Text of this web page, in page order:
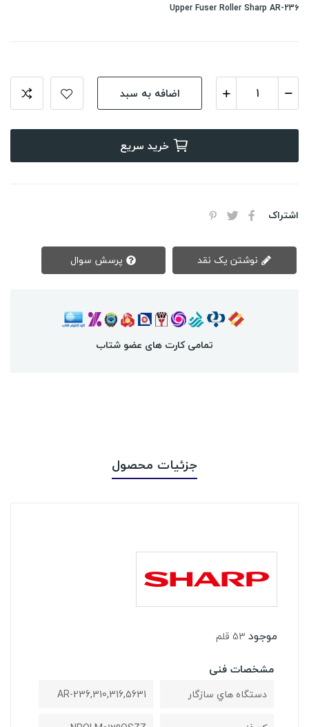
Upper Fuser Roller Sharp AR-236
اضافه به سبد
خرید سریع
اشتراک
تمامی کارت های عضو شتاب
جزئیات محصول
موجود 53 قلم
مشخصات فنی
دستگاه هاي سازگار
AR-236,310,316,5631